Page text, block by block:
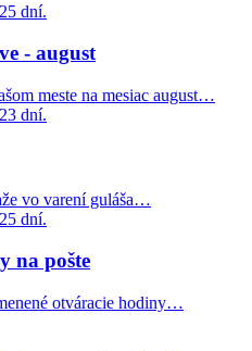
dní.
- august
meste na mesiac august…
dní.
vo varení guláša…
dní.
na pošte
otváracie hodiny…